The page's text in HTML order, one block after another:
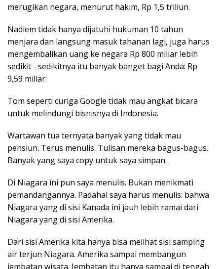
merugikan negara, menurut hakim, Rp 1,5 triliun.
Nadiem tidak hanya dijatuhi hukuman 10 tahun
menjara dan langsung masuk tahanan lagi, juga harus
mengembalikan uang ke negara Rp 800 miliar lebih
sedikit –sedikitnya itu banyak banget bagi Anda: Rp
9,59 miliar.
Tom seperti curiga Google tidak mau angkat bicara
untuk melindungi bisnisnya di Indonesia.
Wartawan tua ternyata banyak yang tidak mau
pensiun. Terus menulis. Tulisan mereka bagus-bagus.
Banyak yang saya copy untuk saya simpan.
Di Niagara ini pun saya menulis. Bukan menikmati
pemandangannya. Padahal saya harus menulis: bahwa
Niagara yang di sisi Kanada ini jauh lebih ramai dari
Niagara yang di sisi Amerika.
Dari sisi Amerika kita hanya bisa melihat sisi samping
air terjun Niagara. Amerika sampai membangun
jembatan wisata. Jembatan itu hanya sampai di tengah